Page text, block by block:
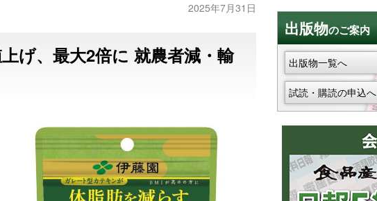
2025年7月31日
げ、最大2倍に 就農者減・輸
出版物のご案内
出版物一覧へ
試読・購読の申込へ